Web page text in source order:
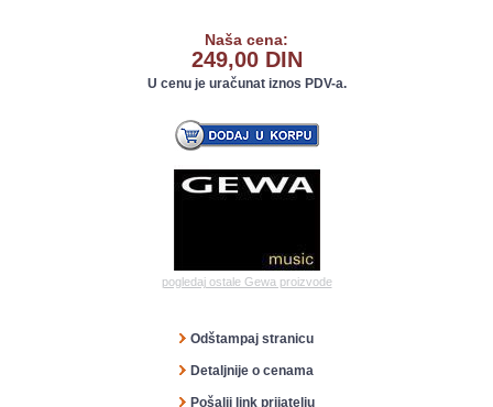
Naša cena:
249,00 DIN
U cenu je uračunat iznos PDV-a.
pogledaj ostale Gewa proizvode
Odštampaj stranicu
Detaljnije o cenama
Pošalji link prijatelju